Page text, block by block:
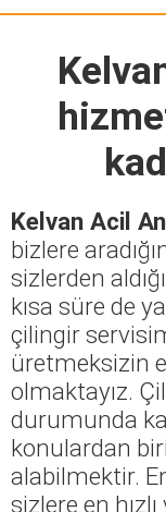
Kelvan Acil
bizlere
sizlerden
kısa süre de
çilingir
üretmeksizin
olmaktayız.
durumunda
konulardan
alabilmektir.
sizlere en